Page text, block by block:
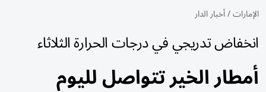
الإمارات/أخبار الدار
انخفاض تدريجي في درجات الحرارة الثلاثاء
أمطار الخير تتواصل لليوم